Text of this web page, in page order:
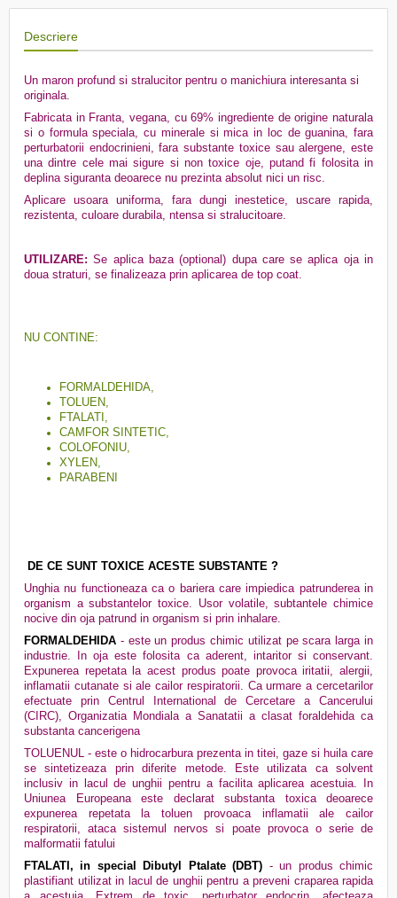
Descriere
Un maron profund si stralucitor pentru o manichiura interesanta si
originala.
Fabricata in Franta, vegana, cu 69% ingrediente de origine naturala
si o formula speciala, cu minerale si mica in loc de guanina, fara
perturbatorii endocrinieni, fara substante toxice sau alergene, este
una dintre cele mai sigure si non toxice oje, putand fi folosita in
deplina siguranta deoarece nu prezinta absolut nici un risc.
Aplicare usoara uniforma, fara dungi inestetice, uscare rapida,
rezistenta, culoare durabila, ntensa si stralucitoare.
UTILIZARE: Se aplica baza (optional) dupa care se aplica oja in
doua straturi, se finalizeaza prin aplicarea de top coat.
NU CONTINE:
FORMALDEHIDA,
TOLUEN,
FTALATI,
CAMFOR SINTETIC,
COLOFONIU,
XYLEN,
PARABENI
DE CE SUNT TOXICE ACESTE SUBSTANTE ?
Unghia nu functioneaza ca o bariera care impiedica patrunderea in
organism a substantelor toxice. Usor volatile, subtantele chimice
nocive din oja patrund in organism si prin inhalare.
FORMALDEHIDA - este un produs chimic utilizat pe scara larga in
industrie. In oja este folosita ca aderent, intaritor si conservant.
Expunerea repetata la acest produs poate provoca iritatii, alergii,
inflamatii cutanate si ale cailor respiratorii. Ca urmare a cercetarilor
efectuate prin Centrul International de Cercetare a Cancerului
(CIRC), Organizatia Mondiala a Sanatatii a clasat foraldehida ca
substanta cancerigena
TOLUENUL - este o hidrocarbura prezenta in titei, gaze si huila care
se sintetizeaza prin diferite metode. Este utilizata ca solvent
inclusiv in lacul de unghii pentru a facilita aplicarea acestuia. In
Uniunea Europeana este declarat substanta toxica deoarece
expunerea repetata la toluen provoaca inflamatii ale cailor
respiratorii, ataca sistemul nervos si poate provoca o serie de
malformatii fatului
FTALATI, in special Dibutyl Ptalate (DBT) - un produs chimic
plastifiant utilizat in lacul de unghii pentru a preveni craparea rapida